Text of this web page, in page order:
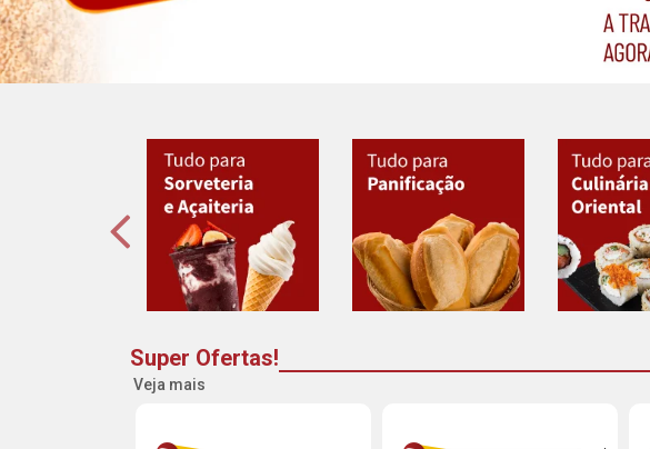
Super Ofertas!
Veja mais